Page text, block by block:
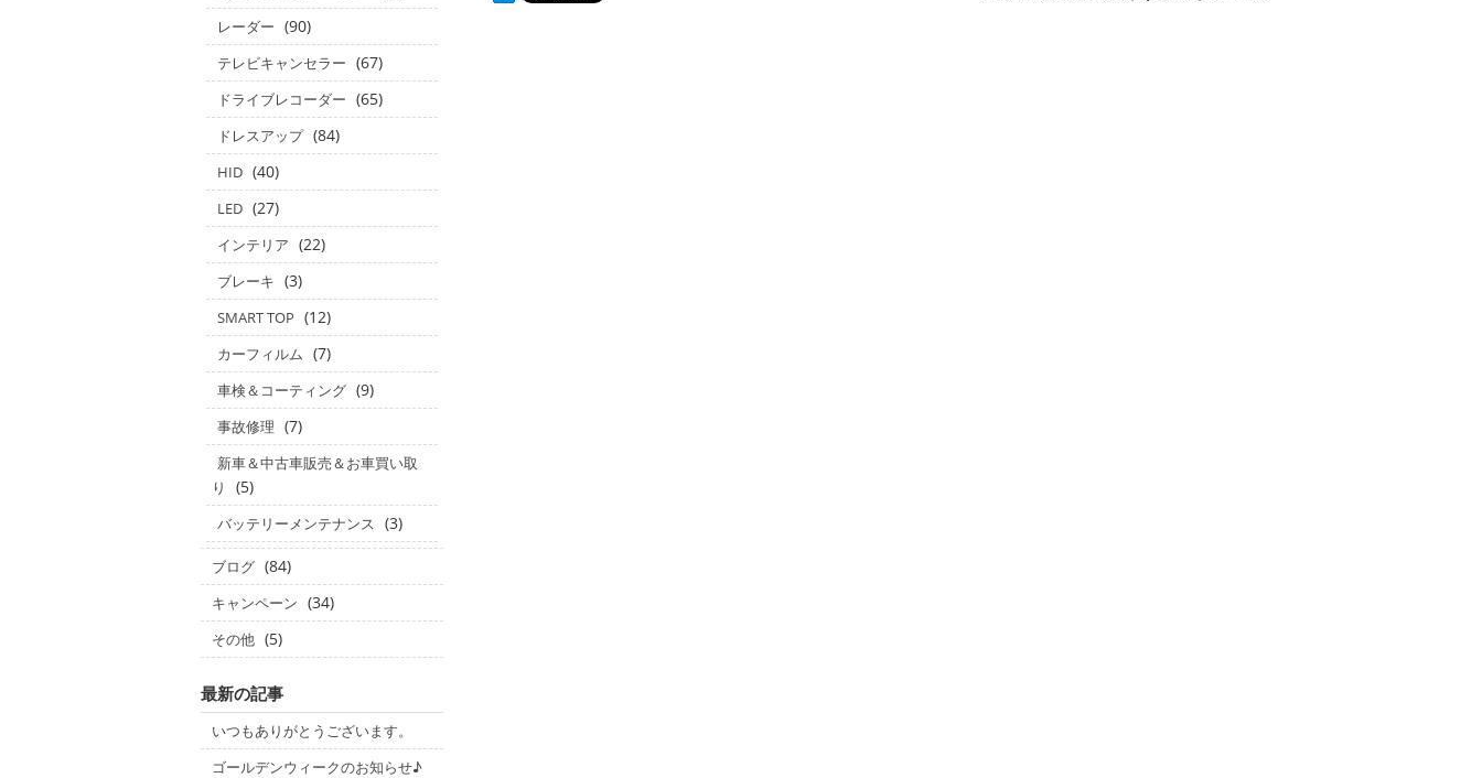
レーダー (90)
テレビキャンセラー (67)
ドライブレコーダー (65)
ドレスアップ (84)
HID (40)
LED (27)
インテリア (22)
ブレーキ (3)
SMART TOP (12)
カーフィルム (7)
車検＆コーティング (9)
事故修理 (7)
新車＆中古車販売＆お車買い取
り
(5)
バッテリーメンテナンス (3)
ブログ (84)
キャンペーン (34)
その他 (5)
最新の記事
いつもありがとうございます。
ゴールデンウィークのお知らせ♪